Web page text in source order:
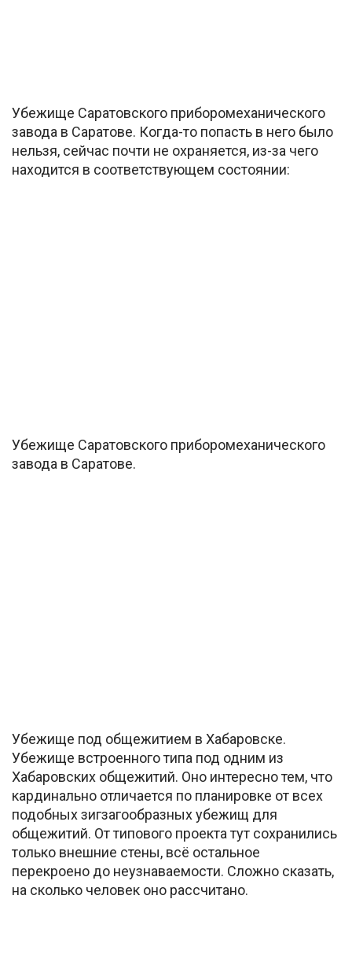
Убежище Саратовского приборомеханического
завода в Саратове. Когда-то попасть в него было
нельзя, сейчас почти не охраняется, из-за чего
находится в соответствующем состоянии:
Убежище Саратовского приборомеханического
завода в Саратове.
Убежище под общежитием в Хабаровске.
Убежище встроенного типа под одним из
Хабаровских общежитий. Оно интересно тем, что
кардинально отличается по планировке от всех
подобных зигзагообразных убежищ для
общежитий. От типового проекта тут сохранились
только внешние стены, всё остальное
перекроено до неузнаваемости. Сложно сказать,
на сколько человек оно рассчитано.